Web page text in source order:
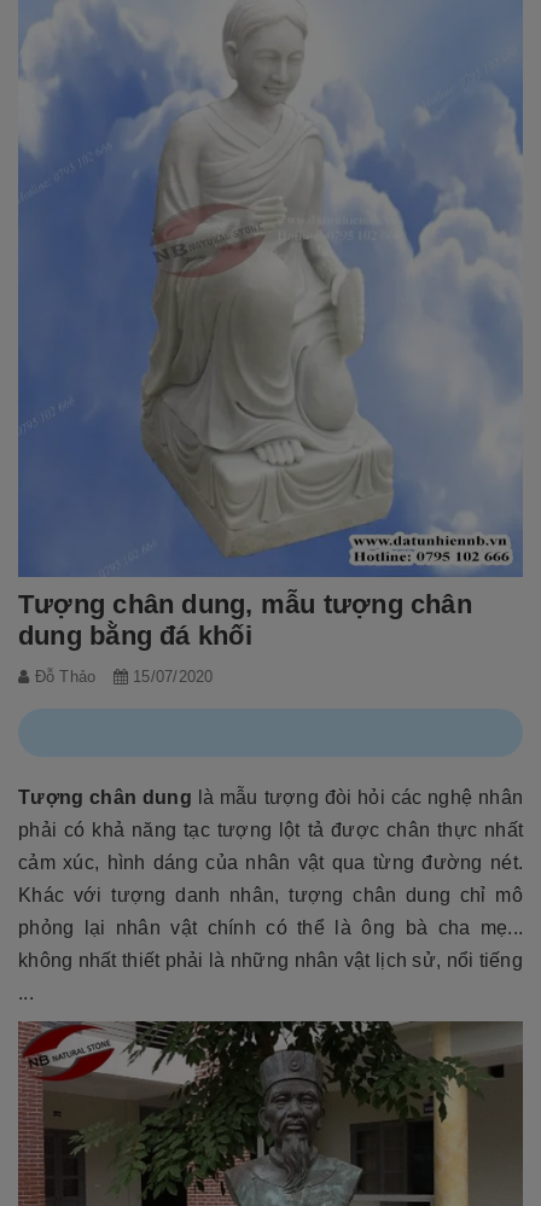
Tượng chân dung, mẫu tượng chân
dung bằng đá khối
Đỗ Thảo 15/07/2020
Tượng chân dung là mẫu tượng đòi hỏi các nghệ nhân
phải có khả năng tạc tượng lột tả được chân thực nhất
cảm xúc, hình dáng của nhân vật qua từng đường nét.
Khác với tượng danh nhân, tượng chân dung chỉ mô
phỏng lại nhân vật chính có thể là ông bà cha mẹ...
không nhất thiết phải là những nhân vật lịch sử, nổi tiếng
...